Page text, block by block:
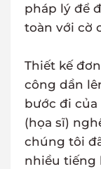
pháp lý để
toàn với cờ
Thiết kế
công dần
bước đi
(họa sĩ)
chúng tôi
nhiều tiếng